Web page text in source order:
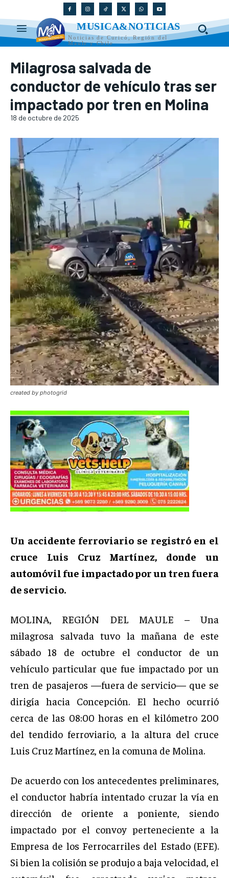
MUSICA&NOTICIAS
Noticias de Curicó, Región del
Maule y Chile
Milagrosa salvada de
conductor de vehículo tras ser
impactado por tren en Molina
18 de octubre de 2025
created by photogrid
Un accidente ferroviario se registró en el
cruce Luis Cruz Martínez, donde un
automóvil fue impactado por un tren fuera
de servicio.
MOLINA, REGIÓN DEL MAULE – Una
milagrosa salvada tuvo la mañana de este
sábado 18 de octubre el conductor de un
vehículo particular que fue impactado por un
tren de pasajeros —fuera de servicio— que se
dirigía hacia Concepción. El hecho ocurrió
cerca de las 08:00 horas en el kilómetro 200
del tendido ferroviario, a la altura del cruce
Luis Cruz Martínez, en la comuna de Molina.
De acuerdo con los antecedentes preliminares,
el conductor habría intentado cruzar la vía en
dirección de oriente a poniente, siendo
impactado por el convoy perteneciente a la
Empresa de los Ferrocarriles del Estado (EFE).
Si bien la colisión se produjo a baja velocidad, el